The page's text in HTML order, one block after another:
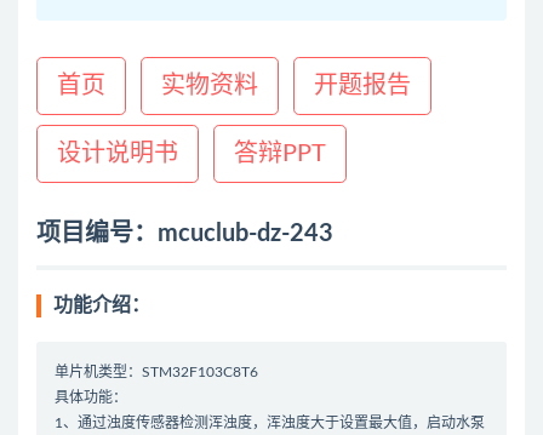
首页 实物资料 开题报告
设计说明书 答辩PPT
项目编号：mcuclub-dz-243
功能介绍：
单片机类型：STM32F103C8T6
具体功能：
1、通过浊度传感器检测浑浊度，浑浊度大于设置最大值，启动水泵